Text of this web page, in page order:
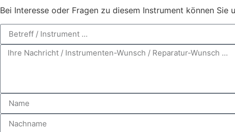
Bei Interesse oder Fragen zu diesem Instrument können